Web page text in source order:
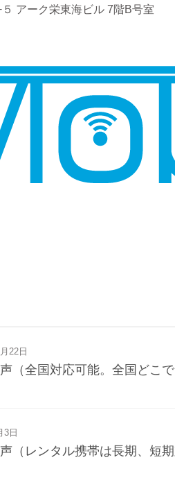
アーク栄東海ビル 7階B号室
22日
（全国対応可能。全国どこ
3日
（レンタル携帯は長期、短